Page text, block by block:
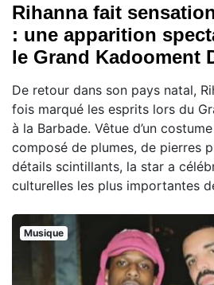
Rihanna fait
: une apparition
le Grand Kadooment
De retour dans son pays natal,
fois marqué les esprits lors du
à la Barbade. Vêtue d’un
composé de plumes, de pierres
détails scintillants, la star a
culturelles les plus importantes
Musique